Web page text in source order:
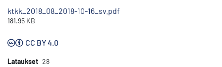
ktkk_2018_08_2018-10-16_sv.pdf
181.95 KB
CC BY 4.0
Lataukset 28